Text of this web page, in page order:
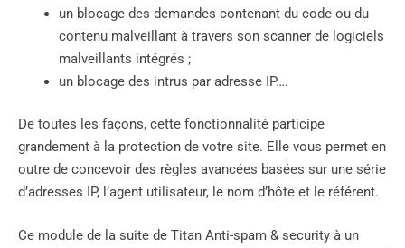
un blocage des demandes contenant du code ou du
contenu malveillant à travers son scanner de logiciels
malveillants intégrés ;
un blocage des intrus par adresse IP….
De toutes les façons, cette fonctionnalité participe
grandement à la protection de votre site. Elle vous permet en
outre de concevoir des règles avancées basées sur une série
d’adresses IP, l’agent utilisateur, le nom d’hôte et le référent.
Ce module de la suite de Titan Anti-spam & security à un